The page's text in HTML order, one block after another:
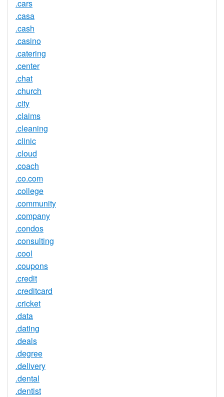
.cars
.casa
.cash
.casino
.catering
.center
.chat
.church
.city
.claims
.cleaning
.clinic
.cloud
.coach
.co.com
.college
.community
.company
.condos
.consulting
.cool
.coupons
.credit
.creditcard
.cricket
.data
.dating
.deals
.degree
.delivery
.dental
.dentist